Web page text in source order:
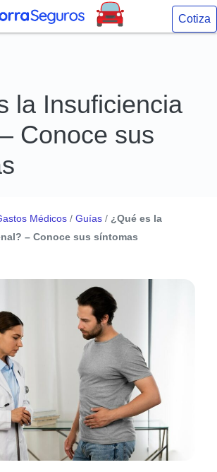
Cotiza
la Insuficiencia
Conoce sus
Médicos / Guías / ¿Qué es la
– Conoce sus síntomas